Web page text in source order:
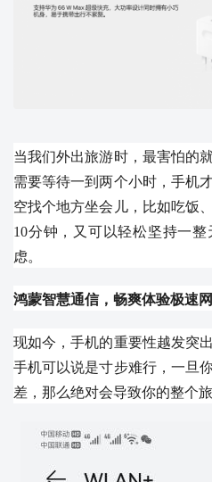
当我们外出旅游时，最害怕的
需要等待一到两个小时，手机
空找个地方坐会儿，比如吃饭
10分钟，又可以轻松坚持一
虑。
鸿蒙智慧通信，畅爽体验极速
现如今，手机的重要性越发突
手机可以说是寸步难行，一旦
差，那么绝对会导致你的整个